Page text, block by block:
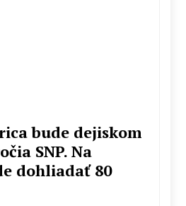
bude dejiskom
SNP. Na
dohliadať 80